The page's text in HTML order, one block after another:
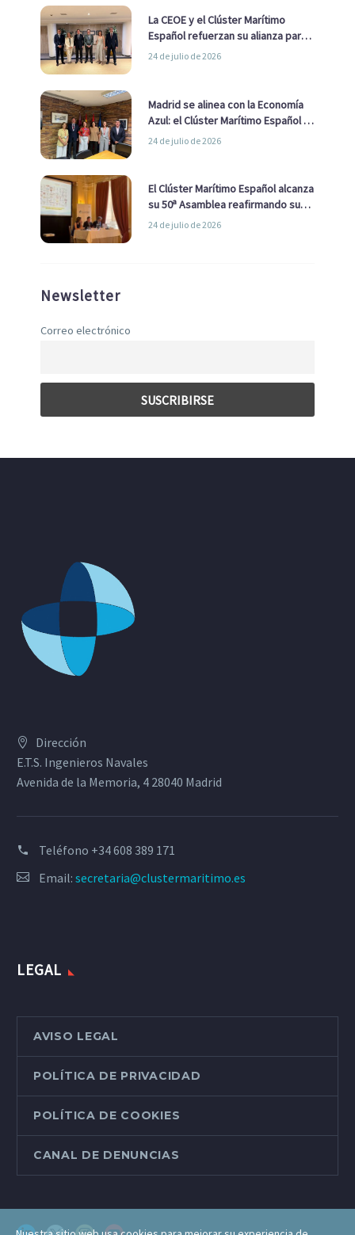
La CEOE y el Clúster Marítimo
Español refuerzan su alianza para
impulsar una estrategia Nacional
24 de julio de 2026
Madrid se alinea con la Economía
Azul: el Clúster Marítimo Español y
la Real Liga Naval avanzan alianzas
24 de julio de 2026
El Clúster Marítimo Español alcanza
su 50ª Asamblea reafirmando su
liderazgo en la Economía Azul
24 de julio de 2026
Newsletter
Correo electrónico
Dirección
E.T.S. Ingenieros Navales
Avenida de la Memoria, 4 28040 Madrid
Teléfono +34 608 389 171
Email: secretaria@clustermaritimo.es
LEGAL
AVISO LEGAL
POLÍTICA DE PRIVACIDAD
POLÍTICA DE COOKIES
CANAL DE DENUNCIAS